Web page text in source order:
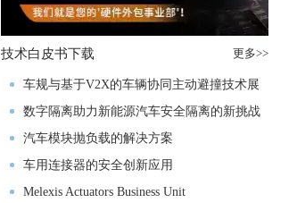
技术白皮书下载 更多>>
车规与基于V2X的车辆协同主动避撞技术展
望
数字隔离助力新能源汽车安全隔离的新挑战
汽车模块抛负载的解决方案
车用连接器的安全创新应用
Melexis Actuators Business Unit